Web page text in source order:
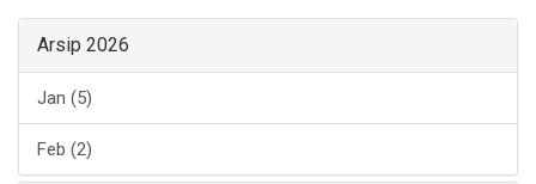
Arsip 2026
Jan (5)
Feb (2)